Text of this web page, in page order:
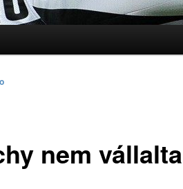
nem vállalta